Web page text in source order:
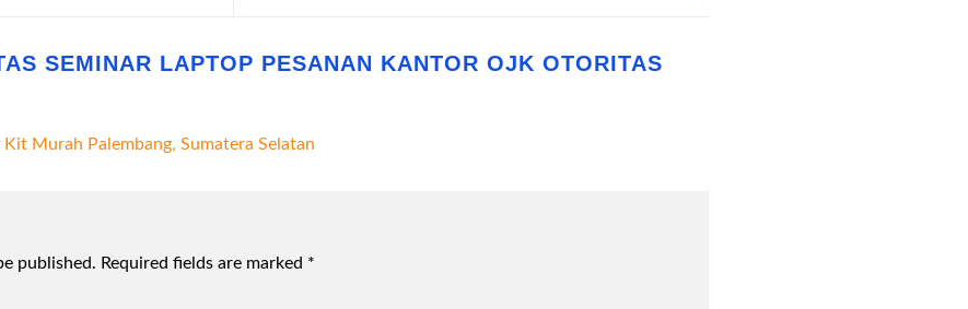
SEMINAR LAPTOP PESANAN KANTOR OJK OTORITAS
Kit Murah Palembang, Sumatera Selatan
published. Required fields are marked *